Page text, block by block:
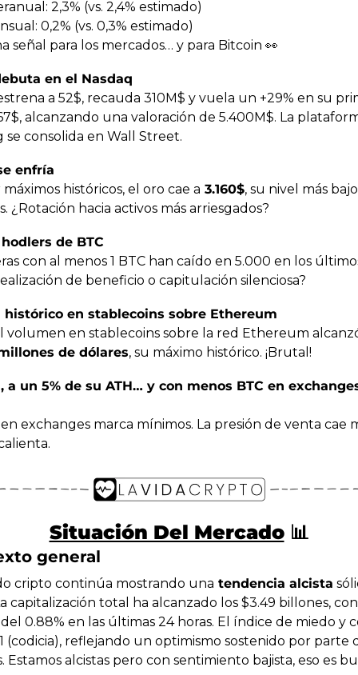
2,3% (vs. 2,4% estimado)
0,2% (vs. 0,3% estimado)
señal para los mercados… y para Bitcoin 👀
en el Nasdaq
a 52$, recauda 310M$ y vuela un +29% en su
alcanzando una valoración de 5.400M$. La
se consolida en Wall Street.
enfría
históricos, el oro cae a 3.160$, su nivel más
¿Rotación hacia activos más arriesgados?
de BTC
con al menos 1 BTC han caído en 5.000 en los
de beneficio o capitulación silenciosa?
histórico en stablecoins sobre Ethereum
de dólares, su máximo histórico. ¡Brutal!
a un 5% de su ATH… y con menos BTC en
exchanges marca mínimos. La presión de venta cae
Situación Del Mercado 📊
general
cripto continúa mostrando una tendencia alcista
capitalización total ha alcanzado los $3.49 billones,
0.88% en las últimas 24 horas. El índice de miedo y
(codicia), reflejando un optimismo sostenido por parte
Estamos alcistas pero con sentimiento bajista, eso es